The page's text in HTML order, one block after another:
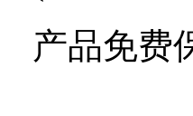
产品免费